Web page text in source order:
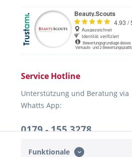
Service Hotline
Unterstützung und Beratung via
Whatts App:
0179 - 155 3278
Fr, 10:00 - 13:00 Uhr
Funktionale